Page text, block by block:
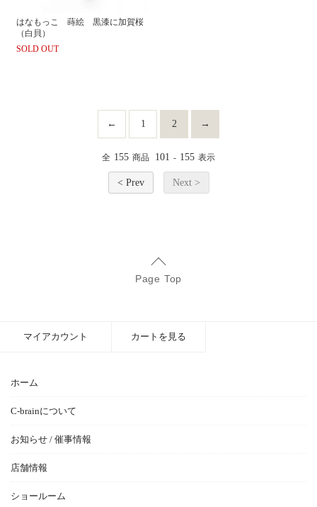
はなもっこ 蒔絵 黒漆に加賀桜
（白貝）
SOLD OUT
← 1 2 →
全 155 商品 101 - 155 表示
< Prev Next >
Page Top
ホーム
C-brainについて
お知らせ / 催事情報
店舗情報
ショールーム
マイアカウント カートを見る